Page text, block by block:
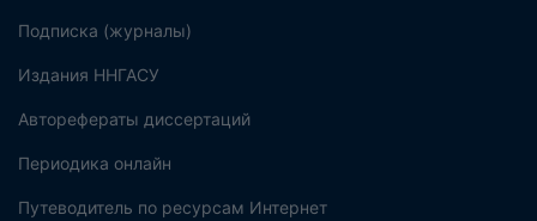
Подписка (журналы)
Издания ННГАСУ
Авторефераты диссертаций
Периодика онлайн
Путеводитель по ресурсам Интернет